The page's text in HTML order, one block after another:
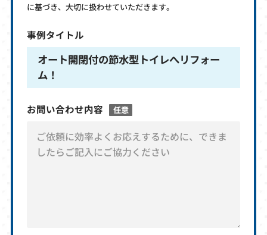
に基づき、大切に扱わせていただきます。
事例タイトル
オート開閉付の節水型トイレへリフォー
ム！
お問い合わせ内容 任意